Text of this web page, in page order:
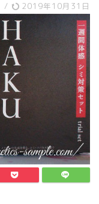
/ 2019年10月31日